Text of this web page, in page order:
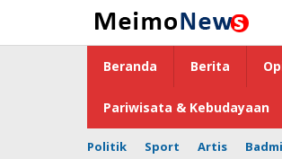
konten
Beranda Berita
Pariwisata & Kebudayaan
Politik Sport Artis